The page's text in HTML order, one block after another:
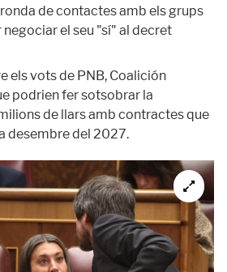
de contactes amb els grups
el seu "sí" al decret
els vots de PNB, Coalición
podrien fer sotsobrar la
de llars amb contractes que
desembre del 2027.